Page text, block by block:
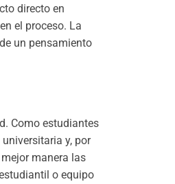
directo en
el proceso. La
un pensamiento
Como estudiantes
y, por
manera las
o equipo